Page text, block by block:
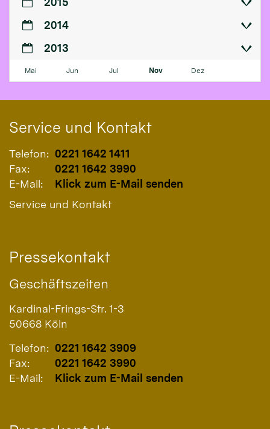
2014
2013
Mai Jun Jul Nov Dez
Service und Kontakt
Telefon: 0221 1642 1411
Fax:
0221 1642 3990
E-Mail:
Klick zum E-Mail senden
Service und Kontakt
Pressekontakt
Geschäftszeiten
Kardinal-Frings-Str. 1-3
50668 Köln
Telefon: 0221 1642 3909
Fax:
0221 1642 3990
E-Mail:
Klick zum E-Mail senden